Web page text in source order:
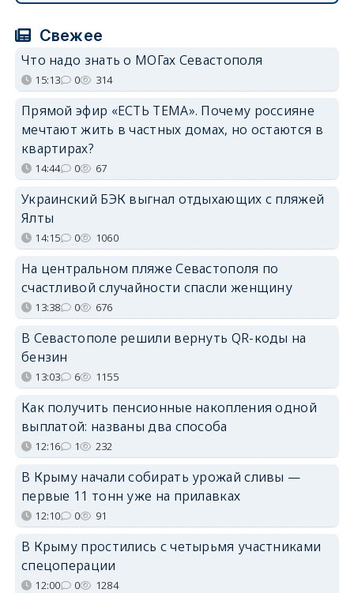
Свежее
Что надо знать о МОГах Севастополя
15:13 0 314
Прямой эфир «ЕСТЬ ТЕМА». Почему россияне
мечтают жить в частных домах, но остаются в
квартирах?
14:44 0 67
Украинский БЭК выгнал отдыхающих с пляжей
Ялты
14:15 0 1060
На центральном пляже Севастополя по
счастливой случайности спасли женщину
13:38 0 676
В Севастополе решили вернуть QR-коды на
бензин
13:03 6 1155
Как получить пенсионные накопления одной
выплатой: названы два способа
12:16 1 232
В Крыму начали собирать урожай сливы —
первые 11 тонн уже на прилавках
12:10 0 91
В Крыму простились с четырьмя участниками
спецоперации
12:00 0 1284